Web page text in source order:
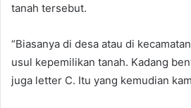
tanah tersebut.
“Biasanya di desa atau di
usul kepemilikan tanah. Kadang
juga letter C. Itu yang kemudian